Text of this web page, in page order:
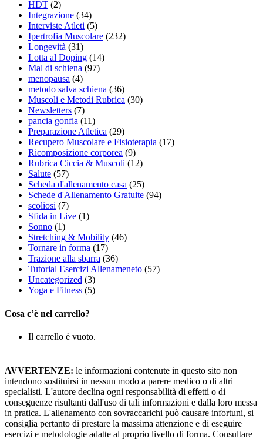
HDT (2)
Integrazione (34)
Interviste Atleti (5)
Ipertrofia Muscolare (232)
Longevità (31)
Lotta al Doping (14)
Mal di schiena (97)
menopausa (4)
metodo salva schiena (36)
Muscoli e Metodi Rubrica (30)
Newsletters (7)
pancia gonfia (11)
Preparazione Atletica (29)
Recupero Muscolare e Fisioterapia (17)
Ricomposizione corporea (9)
Rubrica Ciccia & Muscoli (12)
Salute (57)
Scheda d'allenamento casa (25)
Schede d'Allenamento Gratuite (94)
scoliosi (7)
Sfida in Live (1)
Sonno (1)
Stretching & Mobility (46)
Tornare in forma (17)
Trazione alla sbarra (36)
Tutorial Esercizi Allenameneto (57)
Uncategorized (3)
Yoga e Fitness (5)
Cosa c’è nel carrello?
Il carrello è vuoto.
AVVERTENZE: le informazioni contenute in questo sito non
intendono sostituirsi in nessun modo a parere medico o di altri
specialisti. L'autore declina ogni responsabilità di effetti o di
conseguenze risultanti dall'uso di tali informazioni e dalla loro messa
in pratica. L'allenamento con sovraccarichi può causare infortuni, si
consiglia pertanto di prestare la massima attenzione e di eseguire
esercizi e metodologie adatte al proprio livello di forma. Consultare